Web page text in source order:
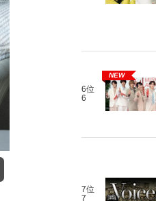
6位
6
NEW
7位
7